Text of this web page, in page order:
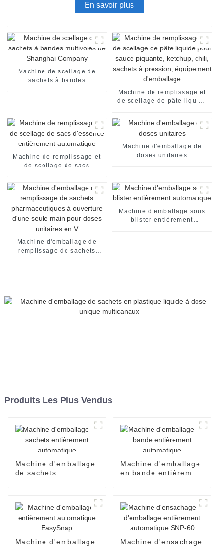
En savoir plus
Machine de scellage de
sachets à bandes
Machine de remplissage et
de scellage de pâte liquide
pression, équipement
d'emballage
Machine de remplissage et
de scellage de sacs
Machine d'emballage de
doses unitaires
Machine d'emballage de
remplissage de sachets
Machine d'emballage sous
blister entièrement
Produits Les Plus Vendus
Machine d'emballage
de sachets
Machine d'emballage
en bande entièrement
Machine d'emballage
Machine d'ensachage